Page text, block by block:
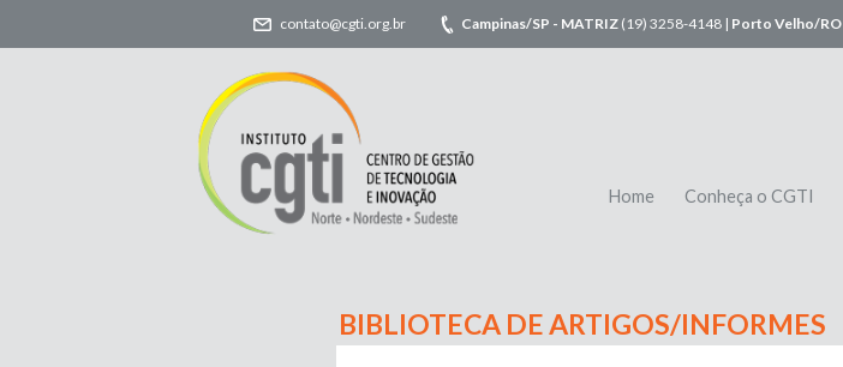
contato@cgti.org.br Campinas/SP - MATRIZ (19) 3258-4148 | Porto Velho/RO
Home Conheça o CGTI
BIBLIOTECA DE ARTIGOS/INFORMES